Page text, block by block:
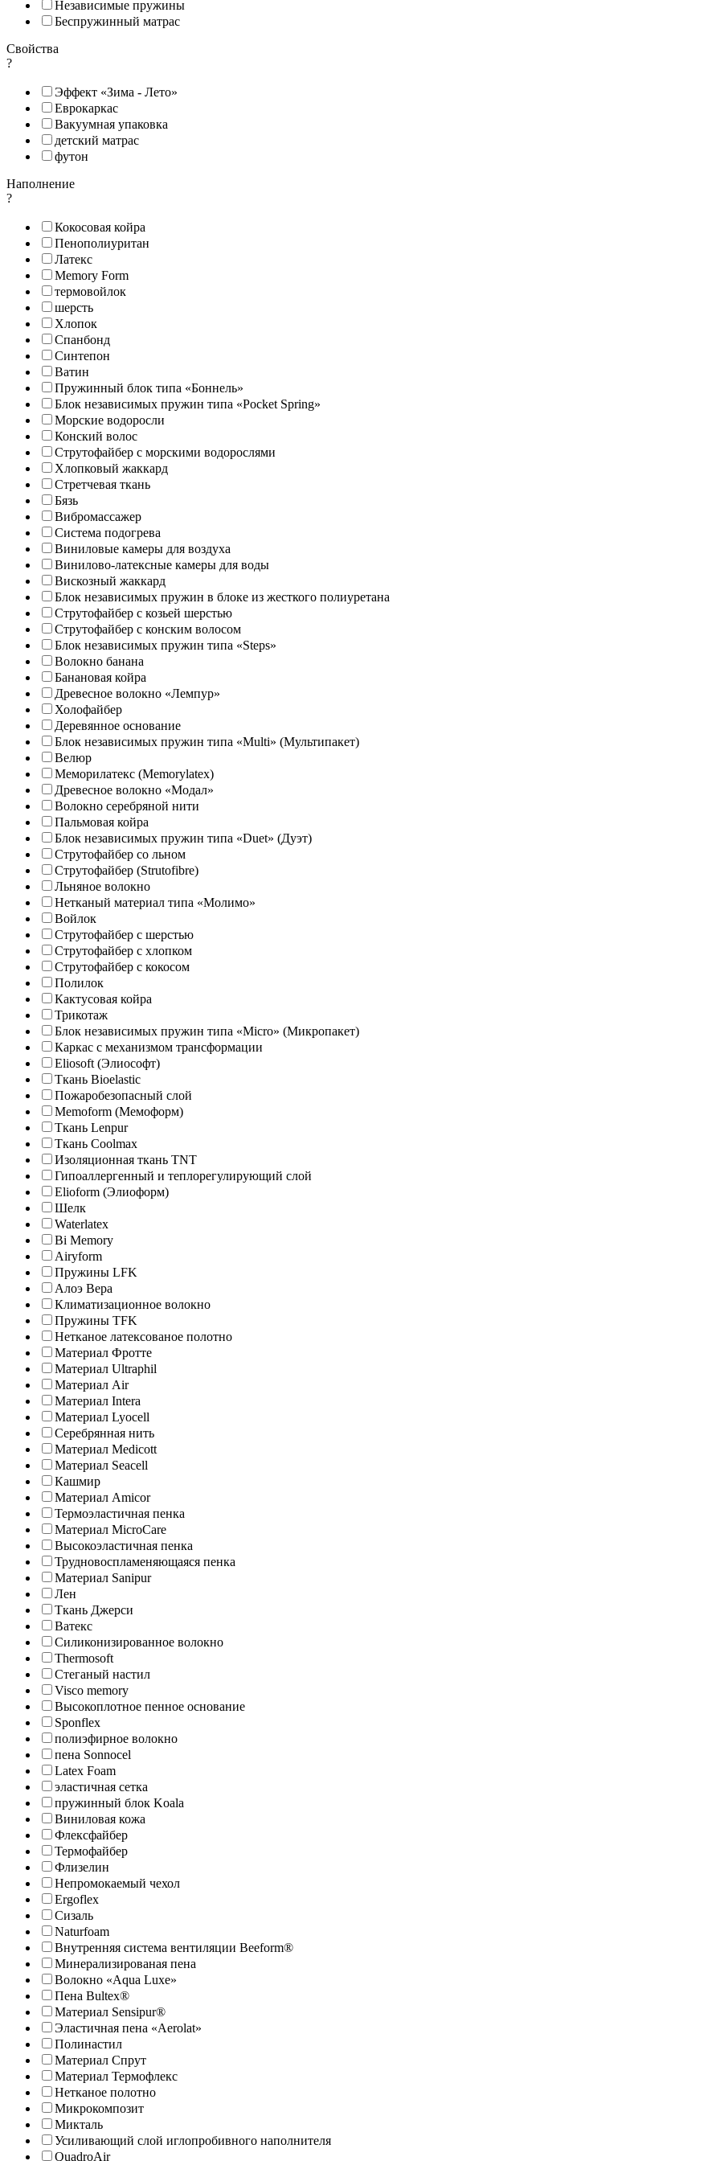
Независимые пружины
Беспружинный матрас
Свойства
?
Эффект «Зима - Лето»
Еврокаркас
Вакуумная упаковка
детский матрас
футон
Наполнение
?
Кокосовая койра
Пенополиуритан
Латекс
Memory Form
термовойлок
шерсть
Хлопок
Спанбонд
Синтепон
Ватин
Пружинный блок типа «Боннель»
Блок независимых пружин типа «Pocket Spring»
Морские водоросли
Конский волос
Струтофайбер с морскими водорослями
Хлопковый жаккард
Стретчевая ткань
Бязь
Вибромассажер
Система подогрева
Виниловые камеры для воздуха
Винилово-латексные камеры для воды
Вискозный жаккард
Блок независимых пружин в блоке из жесткого полиуретана
Струтофайбер с козьей шерстью
Струтофайбер с конским волосом
Блок независимых пружин типа «Steps»
Волокно банана
Банановая койра
Древесное волокно «Лемпур»
Холофайбер
Деревянное основание
Блок независимых пружин типа «Multi» (Мультипакет)
Велюр
Меморилатекс (Memorylatex)
Древесное волокно «Модал»
Волокно серебряной нити
Пальмовая койра
Блок независимых пружин типа «Duet» (Дуэт)
Струтофайбер со льном
Струтофайбер (Strutofibre)
Льняное волокно
Нетканый материал типа «Молимо»
Войлок
Струтофайбер с шерстью
Струтофайбер с хлопком
Струтофайбер с кокосом
Полилок
Кактусовая койра
Трикотаж
Блок независимых пружин типа «Micro» (Микропакет)
Каркас с механизмом трансформации
Eliosoft (Элиософт)
Ткань Bioelastic
Пожаробезопасный слой
Memoform (Мемоформ)
Ткань Lenpur
Ткань Coolmax
Изоляционная ткань TNT
Гипоаллергенный и теплорегулирующий слой
Elioform (Элиоформ)
Шелк
Waterlatex
Bi Memory
Airyform
Пружины LFK
Алоэ Вера
Климатизационное волокно
Пружины TFK
Нетканое латексованое полотно
Материал Фротте
Материал Ultraphil
Материал Air
Материал Intera
Материал Lyocell
Серебрянная нить
Материал Medicott
Материал Seacell
Кашмир
Материал Amicor
Термоэластичная пенка
Материал MicroCare
Высокоэластичная пенка
Трудновоспламеняющаяся пенка
Материал Sanipur
Лен
Ткань Джерси
Ватекс
Силиконизированное волокно
Thermosoft
Стеганый настил
Visco memory
Высокоплотное пенное основание
Sponflex
полиэфирное волокно
пена Sonnocel
Latex Foam
эластичная сетка
пружинный блок Koala
Виниловая кожа
Флексфайбер
Термофайбер
Флизелин
Непромокаемый чехол
Ergoflex
Сизаль
Naturfoam
Внутренняя система вентиляции Beeform®
Минерализированая пена
Волокно «Aqua Luxe»
Пена Bultex®
Материал Sensipur®
Эластичная пена «Aerolat»
Полинастил
Материал Спрут
Материал Термофлекс
Нетканое полотно
Микрокомпозит
Микталь
Усиливающий слой иглопробивного наполнителя
QuadroAir